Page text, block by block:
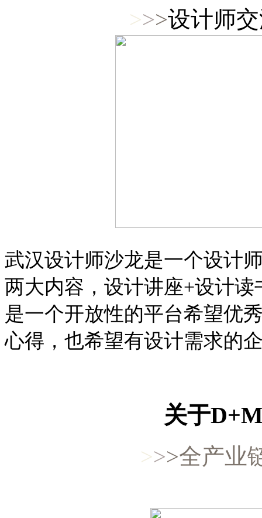
>>>设计师
武汉设计师沙龙是一个设计
两大内容，设计讲座+设计读
是一个开放性的平台希望优
心得，也希望有设计需求的
关于
>>>全产业